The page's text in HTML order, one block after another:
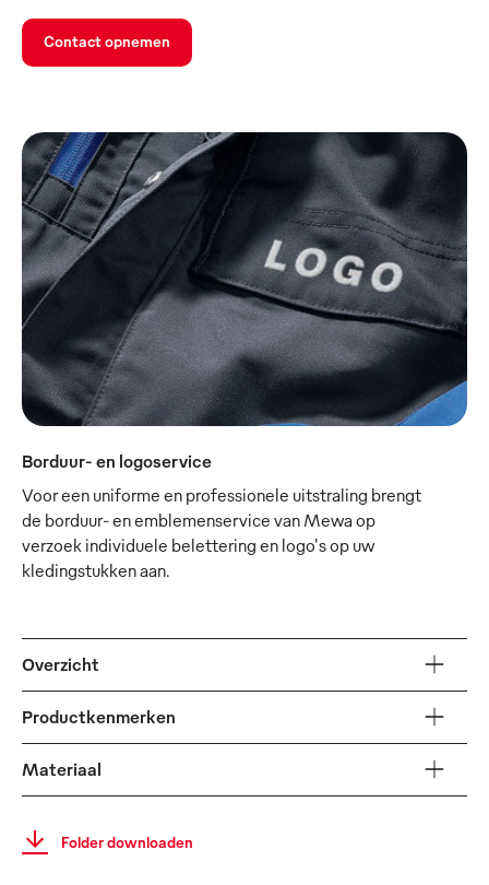
Contact opnemen
Borduur- en logoservice
Voor een uniforme en professionele uitstraling brengt
de borduur- en emblemenservice van Mewa op
verzoek individuele belettering en logo's op uw
kledingstukken aan.
Overzicht
Productkenmerken
Materiaal
Folder downloaden